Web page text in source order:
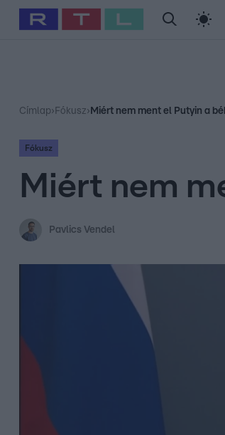
Babits Marcella Szellő István Most
Címlap› Fókusz› Miért nem ment el Putyin a
Fókusz
Miért nem
Pavlics Vendel